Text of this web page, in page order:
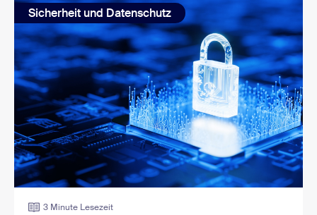
Sicherheit und Datenschutz
3 Minute Lesezeit